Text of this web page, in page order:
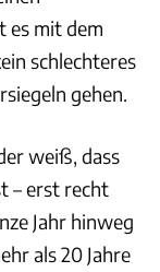
es mit dem
schlechteres
gehen.
weiß, dass
– erst recht
Jahr hinweg
als 20 Jahre